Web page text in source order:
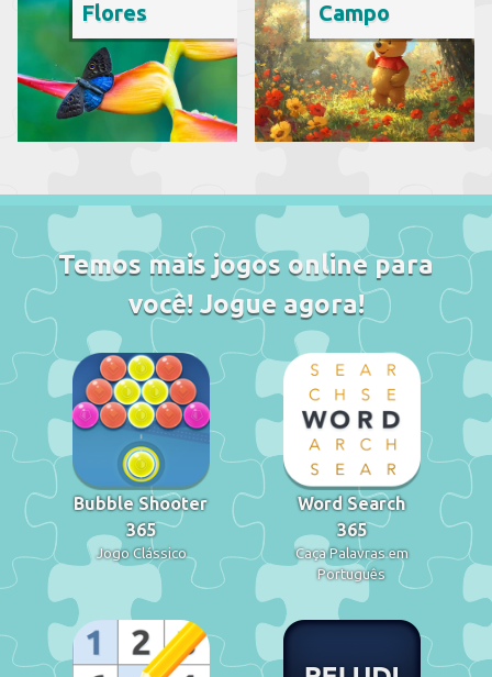
Flores Campo
Temos mais jogos online para
você! Jogue agora!
Bubble Shooter
365
Jogo Clássico
Word Search
365
Caça Palavras em
Português